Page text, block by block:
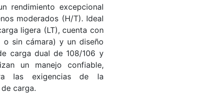
rendimiento excepcional
moderados (H/T). Ideal
ligera (LT), cuenta con
o sin cámara) y un diseño
carga dual de 108/106 y
un manejo confiable,
las exigencias de la
carga.